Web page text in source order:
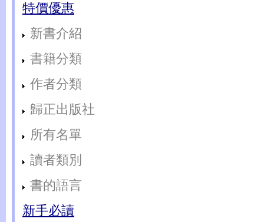
特價優惠
新書介紹
書籍分類
作者分類
歸正出版社
所有名單
讀者類別
書的語言
新手必讀